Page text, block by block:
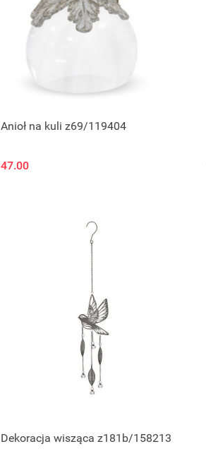
Anioł na kuli z69/119404
47.00
Dekoracja wisząca z181b/158213